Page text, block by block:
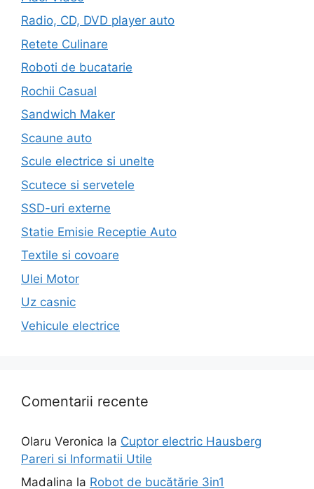
Radio, CD, DVD player auto
Retete Culinare
Roboti de bucatarie
Rochii Casual
Sandwich Maker
Scaune auto
Scule electrice si unelte
Scutece si servetele
SSD-uri externe
Statie Emisie Receptie Auto
Textile si covoare
Ulei Motor
Uz casnic
Vehicule electrice
Comentarii recente
Olaru Veronica la Cuptor electric Hausberg
Pareri si Informatii Utile
Madalina la Robot de bucătărie 3in1